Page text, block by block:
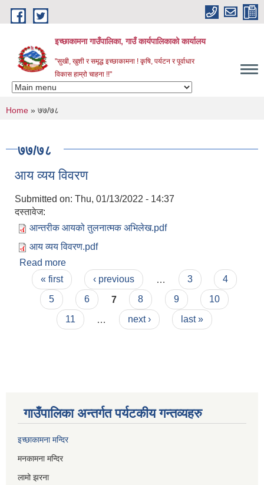
Skip to main content
इच्छाकामना गाउँपालिका, गाउँ कार्यपालिकाको कार्यालय
"सुखी, खुशी र समृद्ध इच्छाकामना ! कृषि, पर्यटन र पूर्वाधार
विकास हाम्रो चाहना !!"
You are here
Home » ७७/७८
७७/७८
आय व्यय विवरण
Submitted on: Thu, 01/13/2022 - 14:37
दस्तावेज:
आन्तरीक आयको तुलनात्मक अभिलेख.pdf
आय व्यय विवरण.pdf
Read more
Pages
« first ‹ previous 3
4
5
6 7 8 9
10
11
next › last »
गाउँपालिका अन्तर्गत पर्यटकीय गन्तव्यहरु
इच्छाकामना मन्दिर
मनकामना मन्दिर
लामो झरना